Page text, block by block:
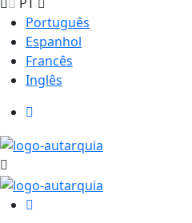
PT
Português
Espanhol
Francês
Inglês